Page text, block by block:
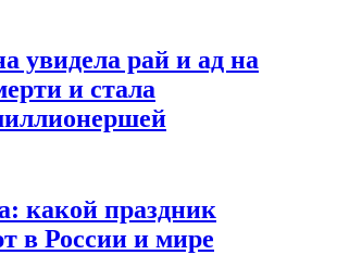
увидела рай и ад на
и стала
какой праздник
в России и мире